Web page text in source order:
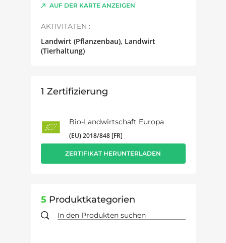
AUF DER KARTE ANZEIGEN
AKTIVITÄTEN :
Landwirt (Pflanzenbau), Landwirt
(Tierhaltung)
1 Zertifizierung
Bio-Landwirtschaft Europa
(EU) 2018/848 [FR]
ZERTIFIKAT HERUNTERLADEN
5Produktkategorien